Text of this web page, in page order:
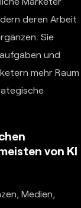
deren Arbeit
Sie
und
mehr Raum
von KI
Medien,